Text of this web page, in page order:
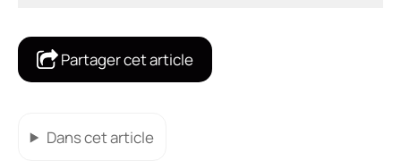
Partager cet article
Dans cet article